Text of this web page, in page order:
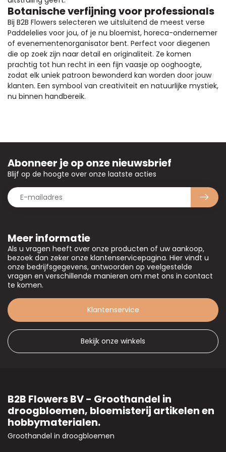
Botanische verfijning voor professionals
Bij B2B Flowers selecteren we uitsluitend de meest verse
Paddelelies voor jou, of je nu bloemist, horeca-ondernemer
of evenementenorganisator bent. Perfect voor diegenen
die op zoek zijn naar detail en originaliteit. Ze komen
prachtig tot hun recht in een fijn vaasje op ooghoogte,
zodat elk uniek patroon bewonderd kan worden door jouw
klanten. Een symbool van creativiteit en natuurlijke mystiek,
nu binnen handbereik.
Meer informatie
Als u vragen heeft over onze producten of uw aankoop,
bezoek dan zeker onze klantenservicepagina. Hier vindt u
onze bedrijfsgegevens, antwoorden op veelgestelde
vragen en verschillende manieren om met ons in contact
te komen.
Klantenservice
Bekijk onze winkels
Abonneer je op onze nieuwsbrief
Blijf op de hoogte over onze laatste acties
B2B Flowers BV - Groothandel in
droogbloemen, bloemisterij artikelen en
hobbymaterialen.
Groothandel in droogbloemen